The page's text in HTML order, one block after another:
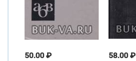
50.00 ₽ 58.00 ₽